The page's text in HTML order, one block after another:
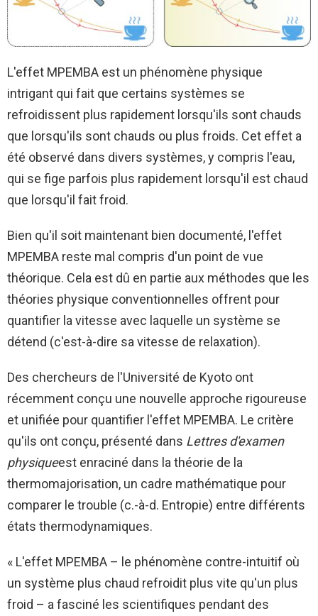
L'effet MPEMBA est un phénomène physique
intrigant qui fait que certains systèmes se
refroidissent plus rapidement lorsqu'ils sont chauds
que lorsqu'ils sont chauds ou plus froids. Cet effet a
été observé dans divers systèmes, y compris l'eau,
qui se fige parfois plus rapidement lorsqu'il est chaud
que lorsqu'il fait froid.
Bien qu'il soit maintenant bien documenté, l'effet
MPEMBA reste mal compris d'un point de vue
théorique. Cela est dû en partie aux méthodes que les
théories physique conventionnelles offrent pour
quantifier la vitesse avec laquelle un système se
détend (c'est-à-dire sa vitesse de relaxation).
Des chercheurs de l'Université de Kyoto ont
récemment conçu une nouvelle approche rigoureuse
et unifiée pour quantifier l'effet MPEMBA. Le critère
qu'ils ont conçu, présenté dans Lettres d'examen
physiqueest enraciné dans la théorie de la
thermomajorisation, un cadre mathématique pour
comparer le trouble (c.-à-d. Entropie) entre différents
états thermodynamiques.
« L'effet MPEMBA – le phénomène contre-intuitif où
un système plus chaud refroidit plus vite qu'un plus
froid – a fasciné les scientifiques pendant des